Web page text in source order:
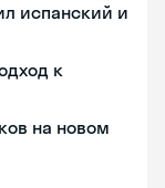
испанский и
к
на новом